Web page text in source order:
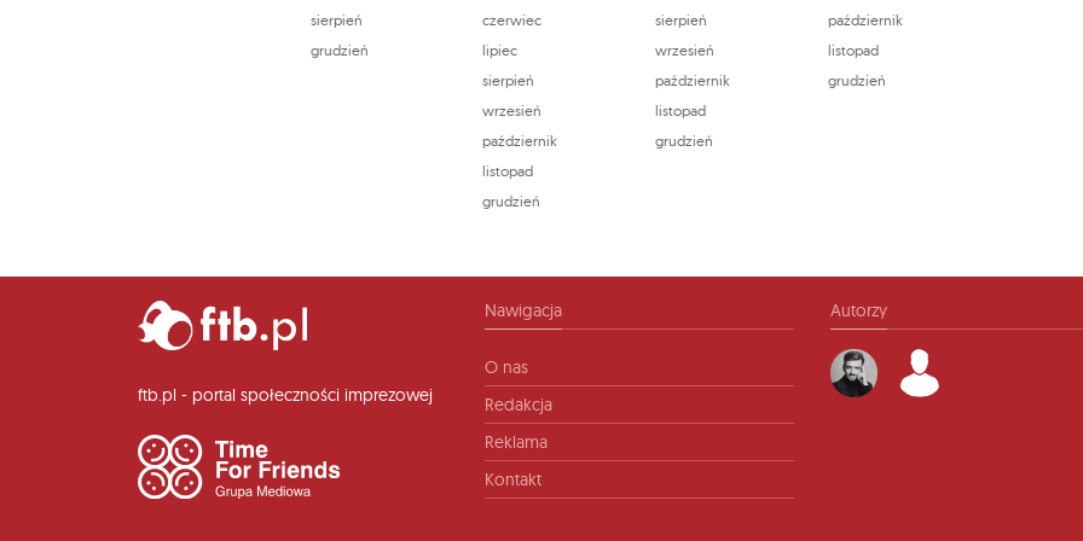
sierpień
grudzień
czerwiec
lipiec
sierpień
wrzesień
październik
listopad
grudzień
sierpień
wrzesień
październik
listopad
grudzień
październik
listopad
grudzień
ftb.pl - portal społeczności imprezowej
Nawigacja
O nas
Redakcja
Reklama
Kontakt
Autorzy